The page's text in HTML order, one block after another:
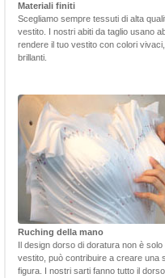
Materiali finiti
Scegliamo sempre tessuti di alta
vestito. I nostri abiti da taglio usano
rendere il tuo vestito con colori
brillanti.
Ruching della mano
Il design dorso di doratura non è
vestito, può contribuire a creare una
figura. I nostri sarti fanno tutto il